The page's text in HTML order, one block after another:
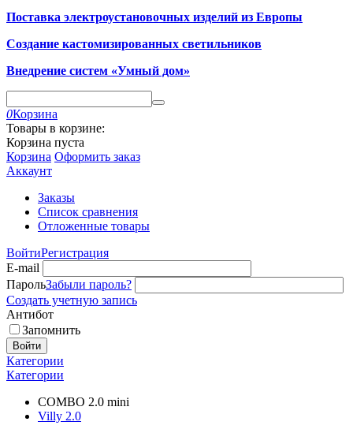
Поставка электроустановочных изделий из Европы
Создание кастомизированных светильников
Внедрение систем «Умный дом»
0Корзина
Товары в корзине:
Корзина пуста
Корзина Оформить заказ
Аккаунт
Заказы
Список сравнения
Отложенные товары
ВойтиРегистрация
E-mail
ПарольЗабыли пароль?
Создать учетную запись
Антибот
Запомнить
Войти
Категории
Категории
COMBO 2.0 mini
Villy 2.0